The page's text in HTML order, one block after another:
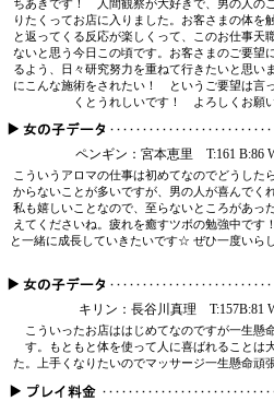
ちあきです！ 人間観察が大好きで、男の人の
りたくってお店に入りました。お客さまの体を
と返ってくる反応が楽しくって、このお仕事天
ないと思う今日この頃です。お客さまのご要望
るよう、日々研究努力を重ねて行きたいと思
にこんな施術をされたい！ というご要望は言
くとうれしいです！ よろしくお願
ペンギン：宮本恵里 T:161 B:86
こういうアロマの仕事は初めてなのでどうした
からないことが多いですが、男の人が喜んでく
私も嬉しいことなので、至らないところがあっ
えてくださいね。疲れを癒すツボの勉強中で
と一緒に成長していきたいです☆ ぜひ一度いら
キリン：長谷川真理 T:157B:81
こういったお店ははじめてなのですが一生懸
す。もともと体を使って人に喜ばれることは
た。上手くなりたいのでマッサージ一生懸命頑